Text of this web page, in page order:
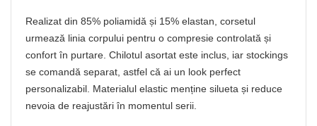
Realizat din 85% poliamidă și 15% elastan, corsetul
urmează linia corpului pentru o compresie controlată și
confort în purtare. Chilotul asortat este inclus, iar stockings
se comandă separat, astfel că ai un look perfect
personalizabil. Materialul elastic menține silueta și reduce
nevoia de reajustări în momentul serii.